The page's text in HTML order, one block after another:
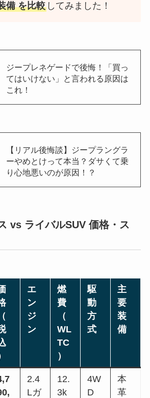
備 を比較 してみました！
ジープレネゲードで後悔！「買っ
てはいけない」と言われる原因は
これ！
【リアル後悔談】ジープラングラ
ーやめとけって本当？ダサくて乗
り心地悪いのが原因！？
vs ライバルSUV 価格・ス
（
エ
ン
ジ
ン
燃
費
（
WL
TC
）
駆
動
方
式
主
要
装
備
2.4
Lガ
12.
3k
4W
D
本
革